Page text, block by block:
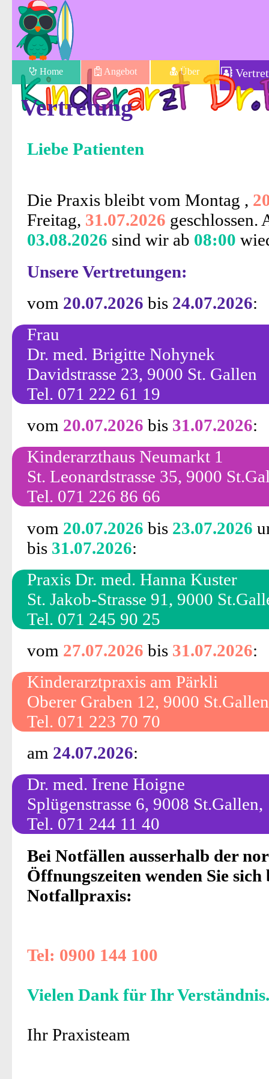
Home Angebot Über
Vertretung
Liebe Patienten
Die Praxis bleibt vom Montag ,
Freitag, 31.07.2026 geschlossen.
03.08.2026 sind wir ab 08:00
Unsere Vertretungen:
vom 20.07.2026 bis 24.07.2026:
Frau
Dr. med. Brigitte Nohynek
Davidstrasse 23, 9000 St. Gallen
Tel. 071 222 61 19
vom 20.07.2026 bis 31.07.2026:
Kinderarzthaus Neumarkt 1
St. Leonardstrasse 35, 9000
Tel. 071 226 86 66
vom 20.07.2026 bis 23.07.2026
bis 31.07.2026:
Praxis Dr. med. Hanna Kuster
St. Jakob-Strasse 91, 9000
Tel. 071 245 90 25
vom 27.07.2026 bis 31.07.2026:
Kinderarztpraxis am Pärkli
Oberer Graben 12, 9000
Tel. 071 223 70 70
am 24.07.2026:
Dr. med. Irene Hoigne
Splügenstrasse 6, 9008 St.Gallen,
Tel. 071 244 11 40
Bei Notfällen ausserhalb der
Öffnungszeiten wenden Sie
Notfallpraxis:
Tel: 0900 144 100
Vielen Dank für Ihr Verständnis.
Ihr Praxisteam